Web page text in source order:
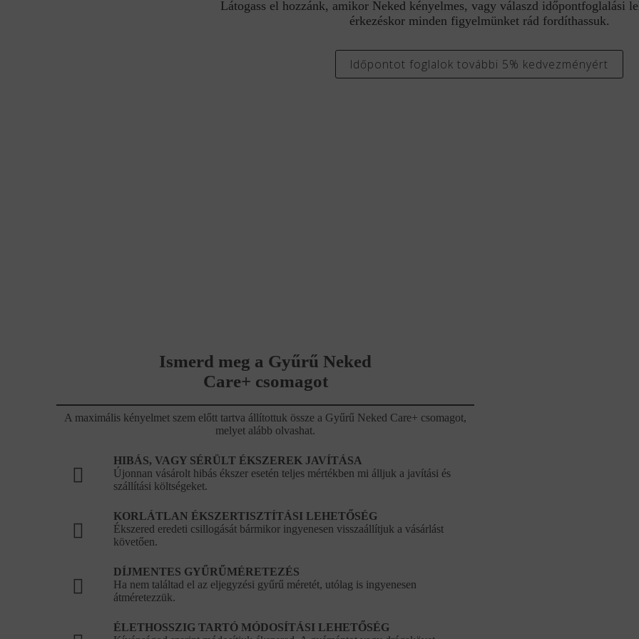
Látogass el hozzánk, amikor Neked kényelmes, vagy válaszd időpontfoglalási
érkezéskor minden figyelmünket rád fordíthassuk.
Időpontot foglalok további 5% kedvezményért
Ismerd meg a Gyűrű Neked
Care+ csomagot
A maximális kényelmet szem előtt tartva állítottuk össze a Gyűrű Neked Care+ csomagot,
melyet alább olvashat.
HIBÁS, VAGY SÉRÜLT ÉKSZEREK JAVÍTÁSA
Újonnan vásárolt hibás ékszer esetén teljes mértékben mi álljuk a javítási és
szállítási költségeket.
KORLÁTLAN ÉKSZERTISZTÍTÁSI LEHETŐSÉG
Ékszered eredeti csillogását bármikor ingyenesen visszaállítjuk a vásárlást
követően.
DÍJMENTES GYŰRŰMÉRETEZÉS
Ha nem találtad el az eljegyzési gyűrű méretét, utólag is ingyenesen
átméretezzük.
ÉLETHOSSZIG TARTÓ MÓDOSÍTÁSI LEHETŐSÉG